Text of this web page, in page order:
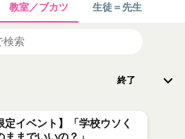
教室／ブカツ 生徒＝先生
定イベント】「学校ウソく